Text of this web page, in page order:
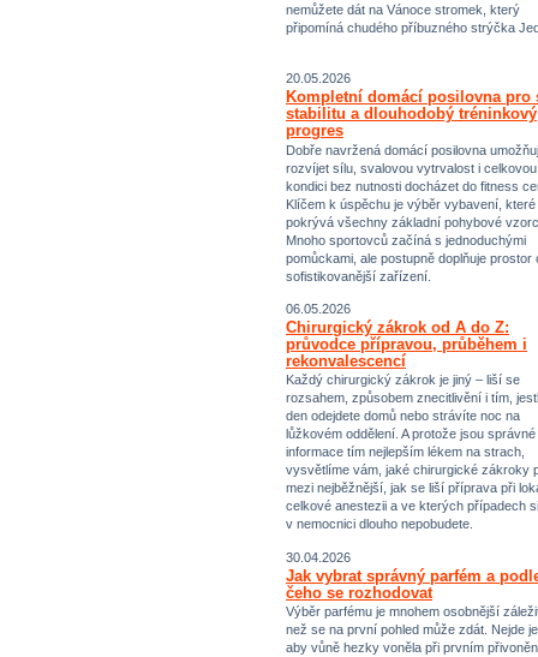
nemůžete dát na Vánoce stromek, který
připomíná chudého příbuzného strýčka
20.05.2026
Kompletní domácí posilovna pro
stabilitu a dlouhodobý tréninkový
progres
Dobře navržená domácí posilovna
rozvíjet sílu, svalovou vytrvalost i celkovou
kondici bez nutnosti docházet do fitness
Klíčem k úspěchu je výběr vybavení, které
pokrývá všechny základní pohybové
Mnoho sportovců začíná s jednoduchými
pomůckami, ale postupně doplňuje prostor
sofistikovanější zařízení.
06.05.2026
Chirurgický zákrok od A do Z:
průvodce přípravou, průběhem i
rekonvalescencí
Každý chirurgický zákrok je jiný – liší se
rozsahem, způsobem znecitlivění i tím,
den odejdete domů nebo strávíte noc na
lůžkovém oddělení. A protože jsou správné
informace tím nejlepším lékem na strach,
vysvětlíme vám, jaké chirurgické zákroky
mezi nejběžnější, jak se liší příprava při
celkové anestezii a ve kterých případech si
v nemocnici dlouho nepobudete.
30.04.2026
Jak vybrat správný parfém a
čeho se rozhodovat
Výběr parfému je mnohem osobnější
než se na první pohled může zdát. Nejde
aby vůně hezky voněla při prvním